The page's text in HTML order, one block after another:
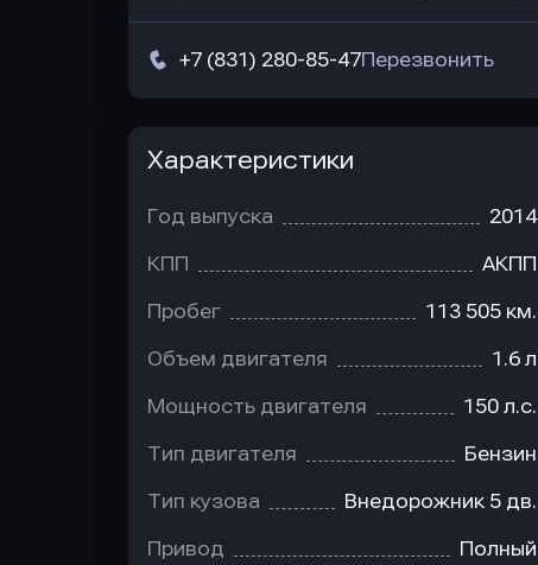
+7 (831) 280-85-47Перезвонить
Характеристики
Год выпуска 2014
КПП АКПП
Пробег 113 505 км.
Объем двигателя 1.6 л
Мощность двигателя 150 л.с.
Тип двигателя Бензин
Тип кузова Внедорожник 5 дв.
Привод Полный